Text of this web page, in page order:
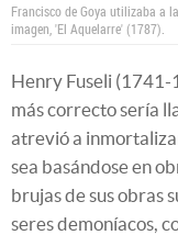
Francisco de Goya utilizaba a
imagen, 'El Aquelarre' (1787).
Henry Fuseli (1741-
más correcto sería
atrevió a
sea basándose en
brujas de sus obras
seres demoníacos,